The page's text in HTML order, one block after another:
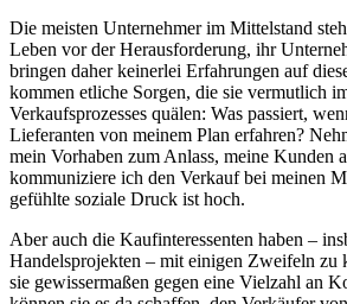
Die meisten Unternehmer im Mittelstand
Leben vor der Herausforderung, ihr
bringen daher keinerlei Erfahrungen auf
kommen etliche Sorgen, die sie vermutlich
Verkaufsprozesses quälen: Was passiert,
Lieferanten von meinem Plan erfahren?
mein Vorhaben zum Anlass, meine Kunden
kommuniziere ich den Verkauf bei meinen
gefühlte soziale Druck ist hoch.
Aber auch die Kaufinteressenten haben –
Handelsprojekten – mit einigen Zweifeln zu
sie gewissermaßen gegen eine Vielzahl an